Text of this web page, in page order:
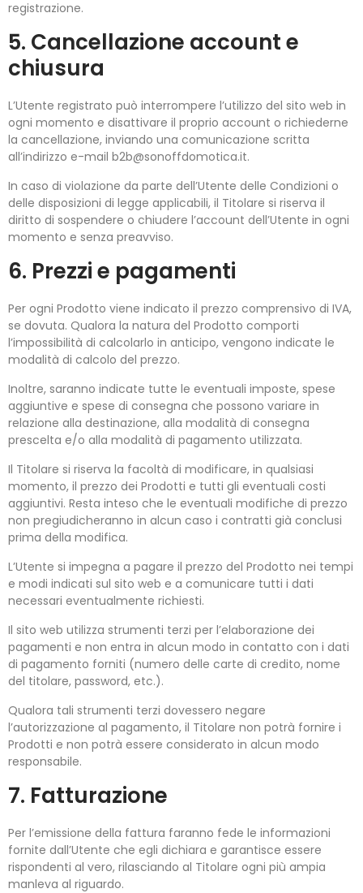
registrazione.
5. Cancellazione account e
chiusura
L’Utente registrato può interrompere l’utilizzo del sito web in
ogni momento e disattivare il proprio account o richiederne
la cancellazione, inviando una comunicazione scritta
all’indirizzo e-mail b2b@sonoffdomotica.it.
In caso di violazione da parte dell’Utente delle Condizioni o
delle disposizioni di legge applicabili, il Titolare si riserva il
diritto di sospendere o chiudere l’account dell’Utente in ogni
momento e senza preavviso.
6. Prezzi e pagamenti
Per ogni Prodotto viene indicato il prezzo comprensivo di IVA,
se dovuta. Qualora la natura del Prodotto comporti
l’impossibilità di calcolarlo in anticipo, vengono indicate le
modalità di calcolo del prezzo.
Inoltre, saranno indicate tutte le eventuali imposte, spese
aggiuntive e spese di consegna che possono variare in
relazione alla destinazione, alla modalità di consegna
prescelta e/o alla modalità di pagamento utilizzata.
Il Titolare si riserva la facoltà di modificare, in qualsiasi
momento, il prezzo dei Prodotti e tutti gli eventuali costi
aggiuntivi. Resta inteso che le eventuali modifiche di prezzo
non pregiudicheranno in alcun caso i contratti già conclusi
prima della modifica.
L’Utente si impegna a pagare il prezzo del Prodotto nei tempi
e modi indicati sul sito web e a comunicare tutti i dati
necessari eventualmente richiesti.
Il sito web utilizza strumenti terzi per l’elaborazione dei
pagamenti e non entra in alcun modo in contatto con i dati
di pagamento forniti (numero delle carte di credito, nome
del titolare, password, etc.).
Qualora tali strumenti terzi dovessero negare
l’autorizzazione al pagamento, il Titolare non potrà fornire i
Prodotti e non potrà essere considerato in alcun modo
responsabile.
7. Fatturazione
Per l’emissione della fattura faranno fede le informazioni
fornite dall’Utente che egli dichiara e garantisce essere
rispondenti al vero, rilasciando al Titolare ogni più ampia
manleva al riguardo.